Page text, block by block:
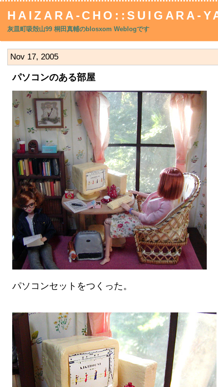
HAIZARA-CHO::SUIGARA-
灰皿町吸殻山99 桐田真輔のblosxom Weblogです
Nov 17, 2005
パソコンのある部屋
パソコンセットをつくった。